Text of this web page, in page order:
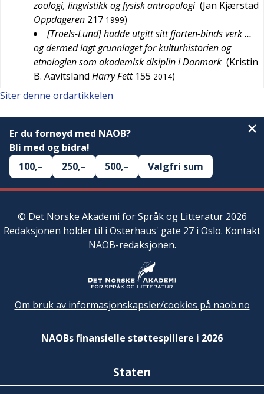
zoologi, lingvistikk og fysisk antropologi (Jan Kjærstad
Oppdageren 217 1999)
[Troels-Lund] hadde utgitt sitt fjorten-binds verk …
og dermed lagt grunnlaget for kulturhistorien og
etnologien som akademisk disiplin i Danmark (Kristin
B. Aavitsland Harry Fett 155 2014)
Siter denne ordartikkelen
Er du fornøyd med NAOB?
Bli med og bidra!
100,–
250,– 500,– Valgfri sum
© Det Norske Akademi for Språk og Litteratur2026
Redaksjonen holder til i Osterhaus' gate 27 i Oslo. Kontakt
NAOB-redaksjonen.
Om bruk av informasjonskapsler/cookies på naob.no
NAOBs finansielle støttespillere i 2026
Staten